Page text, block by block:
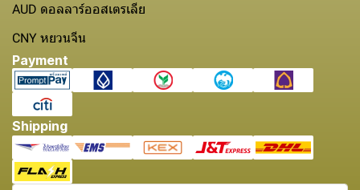
AUD ดอลลาร์ออสเตรเลีย
CNY หยวนจีน
Payment
Shipping